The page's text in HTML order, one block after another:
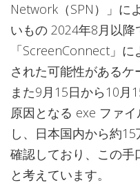
Network（SPN）」に
いもの 2024年8月以
「ScreenConnect」
された可能性があるケ
また9月15日から10月
原因となる exe ファ
し、日本国内から約
確認しており、この手
と考えています。